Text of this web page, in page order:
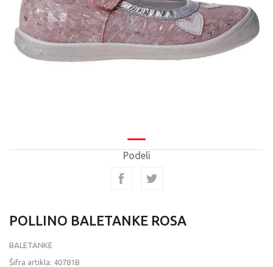
Podeli
POLLINO BALETANKE ROSA
BALETANKE
Šifra artikla: 40781B